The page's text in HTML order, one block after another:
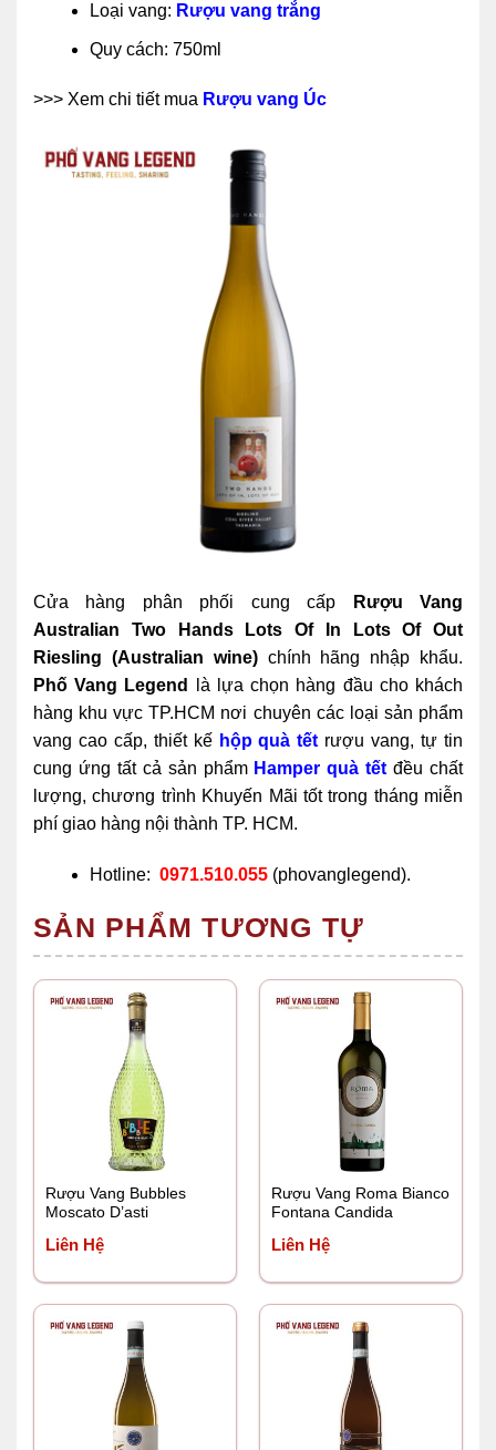
Loại vang: Rượu vang trắng
Quy cách: 750ml
>>> Xem chi tiết mua Rượu vang Úc
Cửa hàng phân phối cung cấp
Rượu Vang
Australian Two Hands Lots Of In Lots Of Out
Riesling (Australian wine) chính hãng nhập khẩu.
Phố Vang Legend
là lựa chọn hàng đầu cho khách
hàng khu vực TP.HCM nơi chuyên các loại sản phẩm
vang cao cấp, thiết kế hộp quà tết rượu vang, tự tin
cung ứng tất cả sản phẩm Hamper quà tết đều chất
lượng, chương trình Khuyến Mãi tốt trong tháng miễn
phí giao hàng nội thành TP. HCM.
Hotline: 0971.510.055 (phovanglegend).
SẢN PHẨM TƯƠNG TỰ
Rượu Vang Bubbles
Moscato D’asti
Liên Hệ
Rượu Vang Roma Bianco
Fontana Candida
Liên Hệ